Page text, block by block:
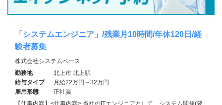
「システムエンジニア」/残業月10時間/年休120日/経
験者募集
株式会社システムベース
勤務地
北上市 北上駅
給与タイプ
月給22万円～32万円
雇用形態
正社員
【仕事内容】<仕事内容> 当社のITエンジニアとして、システム開発(要